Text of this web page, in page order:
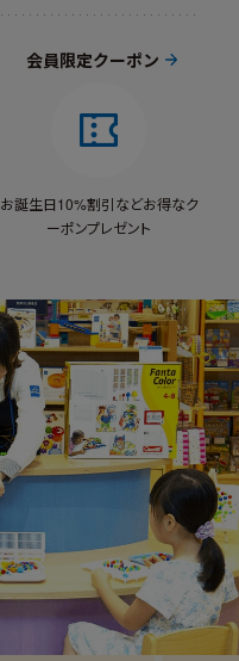
会員限定クーポン
お誕生日10%割引などお得なク
ーポンプレゼント